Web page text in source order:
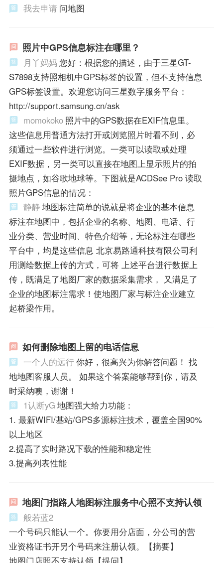
我去申请 问地图
照片中GPS信息标注在哪里？
月丫妈妈您好：根据您的描述，由于三星GT-
S7898支持照相机中GPS标签的设置，但不支持信息
GPS标签设置。欢迎您访问三星数字服务平台：
http://support.samsung.cn/ask
momokoko 照片中的GPS数据在EXIF信息里。
这些信息用普通方法打开或浏览照片时看不到，必
须通过一些软件进行浏览。一类可以读取或处理
EXIF数据，另一类可以直接在地图上显示照片的拍
摄地点，如谷歌地球等。下图就是ACDSee Pro 读取
照片GPS信息的情况：
静静地图标注简单的说就是将企业的基本信息
标注在地图中，包括企业的名称、地图、电话、行
业分类、营业时间、特色介绍等，无论标注在哪些
平台中，均是这些信息 北京易路通科技有限公司利
用测绘数据上传的方式，可将 上述平台进行数据上
传，既满足了地图厂家的数据采集需求， 又满足了
企业的地图标注需求！使地图厂家与标注企业建立
起桥梁作用。
如何删除地图上留的电话信息
一个人的远行你好，很高兴为你解答问题！ 找
地地图客服人员。 如果这个答案能够帮到你，请及
时采纳噢，谢谢！
1认断yG 地图强大给力功能：
1. 最新WIFI/基站/GPS多源标注技术，覆盖全国90%
以上地区
2.提高了实时路况下载的性能和稳定性
3.提高列表性能
地图门指路人地图标注服务中心照不支持认领
般若蓝2
一个号码只能认一个。你要用分店面，分公司的营
业资格证书开另个号码来注册认领。【摘要】
地图门店照不支持认领【提问】